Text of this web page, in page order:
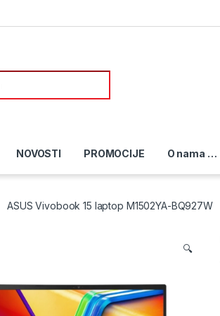
NOVOSTI PROMOCIJE O nama …
ASUS Vivobook 15 laptop M1502YA-BQ927W
🔍